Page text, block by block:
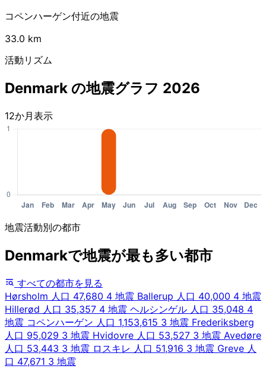
コペンハーゲン付近の地震
33.0 km
活動リズム
Denmark の地震グラフ 2026
12か月表示
地震活動別の都市
Denmarkで地震が最も多い都市
すべての都市を見る
Hørsholm 人口 47,680 4 地震 Ballerup 人口 40,000 4 地震
Hillerød 人口 35,357 4 地震 ヘルシンゲル 人口 35,048 4
地震 コペンハーゲン 人口 1,153,615 3 地震 Frederiksberg
人口 95,029 3 地震 Hvidovre 人口 53,527 3 地震 Avedøre
人口 53,443 3 地震 ロスキレ 人口 51,916 3 地震 Greve 人
口 47,671 3 地震